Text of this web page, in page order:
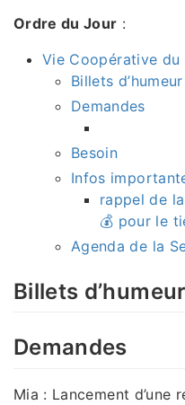
Ordre du Jour :
Vie Coopérative du
Billets d’humeur
Demandes
Besoin
Infos
rappel de
💰 pour le
Agenda de la
Billets d’humeur
Demandes
Mia : Lancement